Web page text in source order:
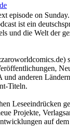
episode on Sunday.
ist ein
und die Welt der
und anderen
Titeln.
Leseeindrücken
Projekte,
auf